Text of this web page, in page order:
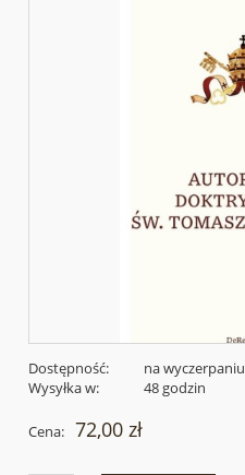
Dostępność:
na wyczerpaniu
Wysyłka w:
48 godzin
Cena: 72,00 zł